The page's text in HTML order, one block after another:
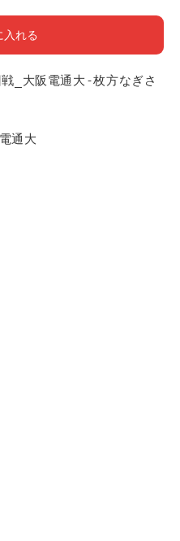
入れる
_大阪電通大-枚方なぎさ
通大